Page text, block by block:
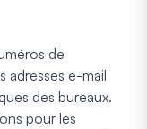
de
adresses e-mail
des bureaux.
pour les